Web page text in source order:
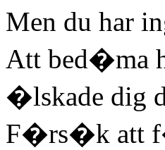
Men du har
Att bed�ma
�lskade dig
F�rs�k att